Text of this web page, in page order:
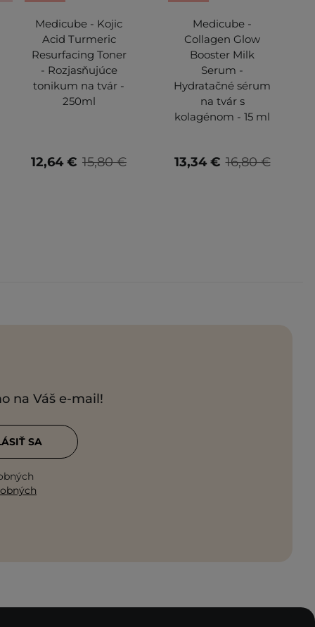
Medicube - Kojic
Acid Turmeric
Resurfacing Toner
- Rozjasňujúce
tonikum na tvár -
250ml
15,80 €
12,64 €
Medicube -
Collagen Glow
Booster Milk
Serum -
Hydratačné sérum
na tvár s
kolagénom - 15 ml
16,80 €
13,34 €
na Váš e-mail!
SA